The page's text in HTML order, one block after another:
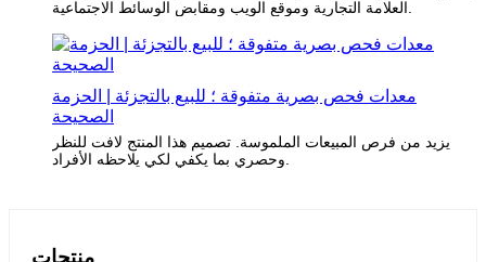
معدات فحص بصرية متفوقة ؛ للبيع بالتجزئة | الحزمة
الصحيحة
يزيد من فرص المبيعات الملموسة. تصميم هذا المنتج لافت للنظر
منتجات